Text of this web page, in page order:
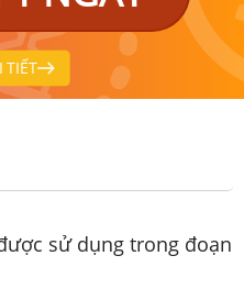
TIẾT
sử dụng trong đoạn